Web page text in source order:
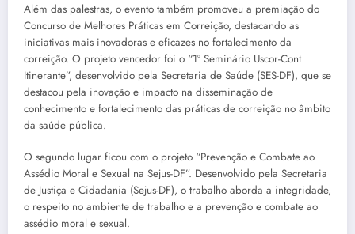
Além das palestras, o evento também promoveu a premiação do
Concurso de Melhores Práticas em Correição, destacando as
iniciativas mais inovadoras e eficazes no fortalecimento da
correição. O projeto vencedor foi o “1º Seminário Uscor-Cont
Itinerante”, desenvolvido pela Secretaria de Saúde (SES-DF), que se
destacou pela inovação e impacto na disseminação de
conhecimento e fortalecimento das práticas de correição no âmbito
da saúde pública.
O segundo lugar ficou com o projeto “Prevenção e Combate ao
Assédio Moral e Sexual na Sejus-DF”. Desenvolvido pela Secretaria
de Justiça e Cidadania (Sejus-DF), o trabalho aborda a integridade,
o respeito no ambiente de trabalho e a prevenção e combate ao
assédio moral e sexual.